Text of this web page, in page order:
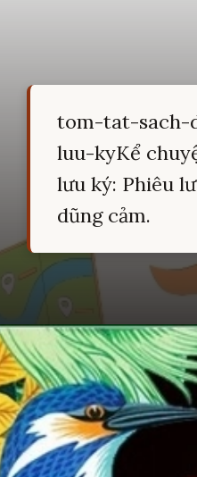
tom-tat-sach-
luu-kyKể
lưu ký: Phiêu
dũng cảm.
Đang mở